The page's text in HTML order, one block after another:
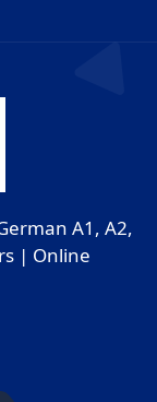
A1, A2,
| Online